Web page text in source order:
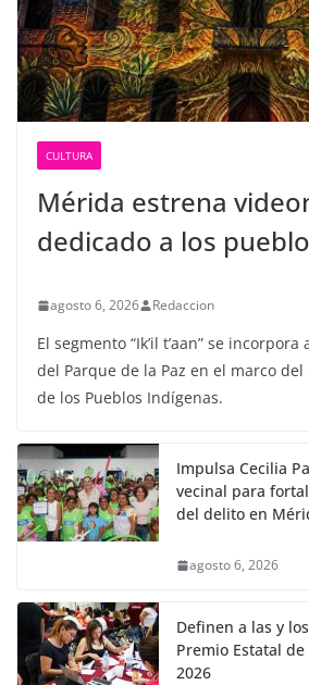
CULTURA
Mérida estrena
dedicado a los
agosto 6, 2026 Redaccion
El segmento “Ik’il t’aan” se
del Parque de la Paz en el marco
de los Pueblos Indígenas.
Impulsa Cecilia
vecinal para
del delito en
agosto 6, 2026
Definen a las y
Premio Estatal
2026